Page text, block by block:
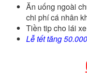
Ăn uống ngoài
chi phí cá nhân
Tiền tip cho lái
Lễ tết tăng